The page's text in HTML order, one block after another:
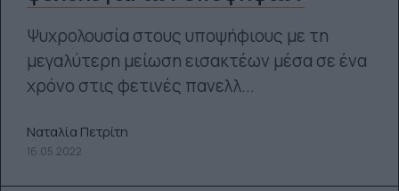
Ψυχρολουσία στους υποψήφιους με τη
μεγαλύτερη μείωση εισακτέων μέσα σε ένα
χρόνο στις φετινές πανελλ...
Ναταλία Πετρίτη
16.05.2022